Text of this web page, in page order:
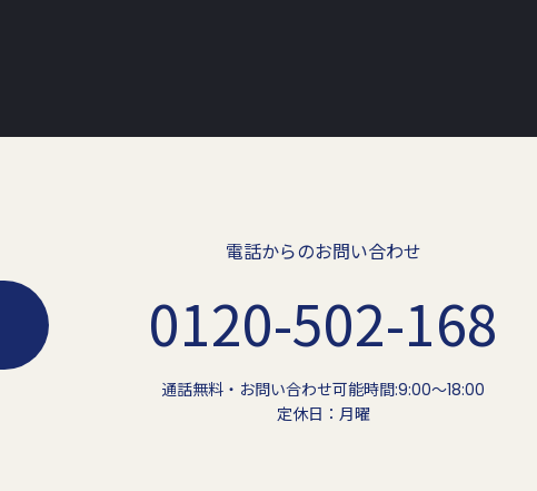
電話からのお問い合わせ
0120-502-168
通話無料・お問い合わせ可能時間:9:00〜18:00
定休日：月曜